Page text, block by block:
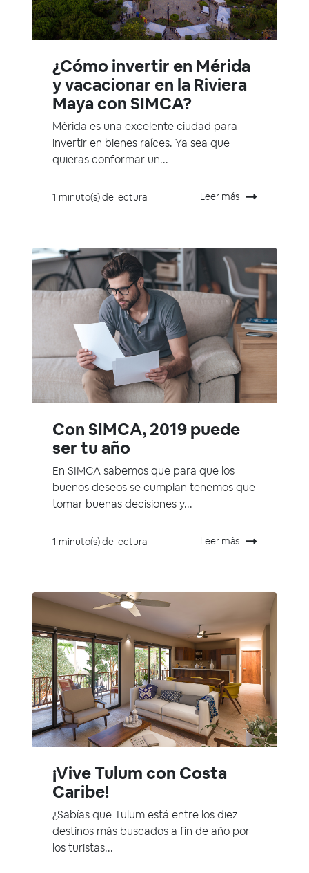
¿Cómo invertir en Mérida
y vacacionar en la Riviera
Maya con SIMCA?
Mérida es una excelente ciudad para
invertir en bienes raíces. Ya sea que
quieras conformar un...
1 minuto(s) de lectura Leer más
Con SIMCA, 2019 puede
ser tu año
En SIMCA sabemos que para que los
buenos deseos se cumplan tenemos que
tomar buenas decisiones y...
1 minuto(s) de lectura Leer más
¡Vive Tulum con Costa
Caribe!
¿Sabías que Tulum está entre los diez
destinos más buscados a fin de año por
los turistas...